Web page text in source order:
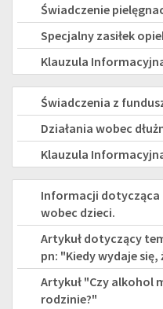
Świadczenie
Specjalny zasiłek
Klauzula
FUNDUSZ
ALIMENTACYJNY
Świadczenia z
Działania wobec
Klauzula
PRZEMOC
Informacji
wobec dzieci.
Artykuł dotyczący
pn: "Kiedy wydaje się,
Artykuł "Czy alkohol
rodzinie?"